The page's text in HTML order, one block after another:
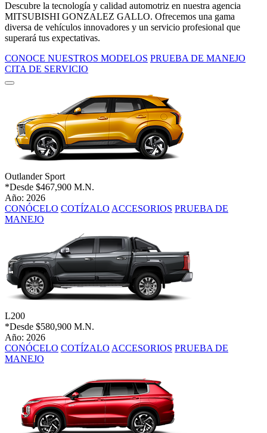
Descubre la tecnología y calidad automotriz en nuestra agencia
MITSUBISHI GONZALEZ GALLO. Ofrecemos una gama
diversa de vehículos innovadores y un servicio profesional que
superará tus expectativas.
CONOCE NUESTROS MODELOS PRUEBA DE MANEJO
CITA DE SERVICIO
Outlander Sport
*Desde $467,900 M.N.
Año: 2026
CONÓCELO COTÍZALO ACCESORIOS PRUEBA DE
MANEJO
L200
*Desde $580,900 M.N.
Año: 2026
CONÓCELO COTÍZALO ACCESORIOS PRUEBA DE
MANEJO